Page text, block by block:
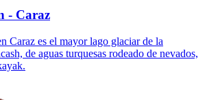
- Caraz
Caraz es el mayor lago glaciar de la
de aguas turquesas rodeado de nevados,